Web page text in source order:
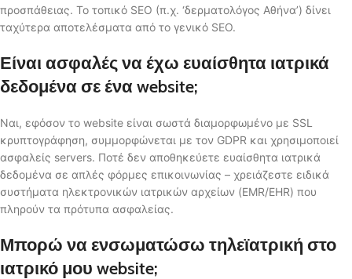
προσπάθειας. Το τοπικό SEO (π.χ. ‘δερματολόγος Αθήνα’) δίνει
ταχύτερα αποτελέσματα από το γενικό SEO.
Είναι ασφαλές να έχω ευαίσθητα ιατρικά
δεδομένα σε ένα website;
Ναι, εφόσον το website είναι σωστά διαμορφωμένο με SSL
κρυπτογράφηση, συμμορφώνεται με τον GDPR και χρησιμοποιεί
ασφαλείς servers. Ποτέ δεν αποθηκεύετε ευαίσθητα ιατρικά
δεδομένα σε απλές φόρμες επικοινωνίας – χρειάζεστε ειδικά
συστήματα ηλεκτρονικών ιατρικών αρχείων (EMR/EHR) που
πληρούν τα πρότυπα ασφαλείας.
Μπορώ να ενσωματώσω τηλεϊατρική στο
ιατρικό μου website;